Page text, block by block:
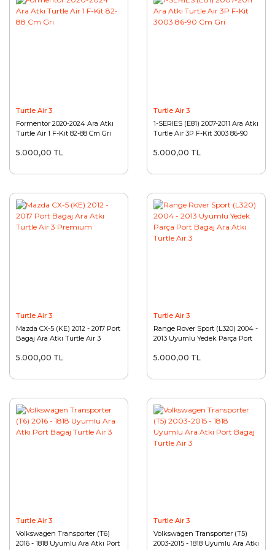
Turtle Air 3
Formentor 2020-2024 Ara Atkı
Turtle Air 1 F-Kit 82-88 Cm Gri
5.000,00 TL
Turtle Air 3
1-SERIES (E81) 2007-2011 Ara Atkı
Turtle Air 3P F-Kit 3003 86-90
5.000,00 TL
Turtle Air 3
Mazda CX-5 (KE) 2012 - 2017 Port
Bagaj Ara Atkı Turtle Air 3
5.000,00 TL
Turtle Air 3
Range Rover Sport (L320) 2004 -
2013 Uyumlu Yedek Parça Port
5.000,00 TL
Turtle Air 3
Volkswagen Transporter (T6)
2016 - 1818 Uyumlu Ara Atkı Port
Turtle Air 3
Volkswagen Transporter (T5)
2003-2015 - 1818 Uyumlu Ara Atkı